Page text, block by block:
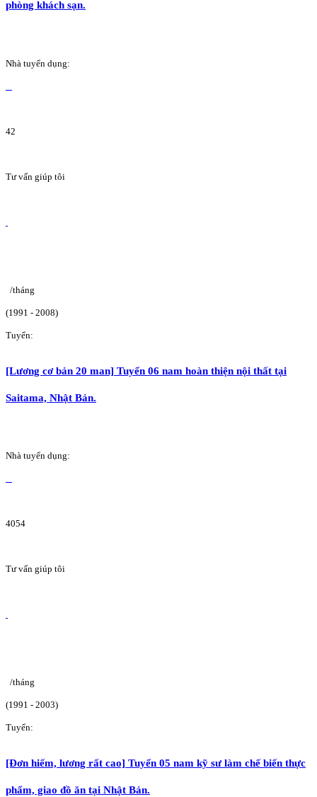
phòng khách sạn.
Nhà tuyển dụng:
42
Tư vấn giúp tôi
/tháng
(1991 - 2008)
Tuyển:
[Lương cơ bản 20 man] Tuyển 06 nam hoàn thiện nội thất tại
Saitama, Nhật Bản.
Nhà tuyển dụng:
4054
Tư vấn giúp tôi
/tháng
(1991 - 2003)
Tuyển:
[Đơn hiếm, lương rất cao] Tuyển 05 nam kỹ sư làm chế biến thực
phẩm, giao đồ ăn tại Nhật Bản.